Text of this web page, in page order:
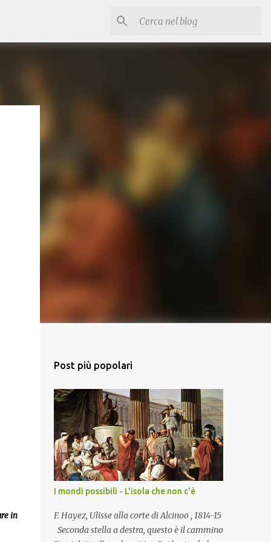
in
Post più popolari
I mondi possibili - L'isola che non c'è
F. Hayez, Ulisse alla corte di Alcinoo , 1814-15
Seconda stella a destra, questo è il cammino